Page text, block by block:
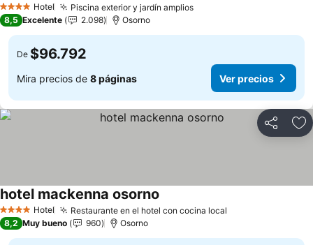
4 EstrellasHotel Piscina exterior y jardín ampliosVer precios
8,5 Excelente 2.098 Osorno
De $96.792
Mira precios de 8 páginas Ver precios
Compartir
4 EstrellasHotel Restaurante en el hotel con cocina local
hotel mackenna osorno
8,2 Muy bueno 960 Osorno